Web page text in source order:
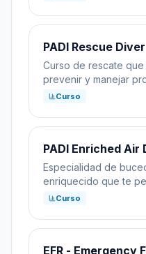
PADI Rescue Diver
Curso de rescate que
prevenir y manejar
buceo. Requisito para
Curso
PADI Enriched
Especialidad de
enriquecido que te
los tiempos de
Curso
EFR - Emergency